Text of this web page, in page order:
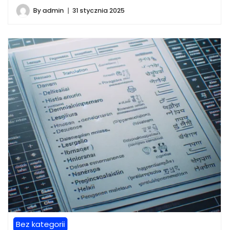
Byadmin 31 stycznia 2025
Bez kategorii